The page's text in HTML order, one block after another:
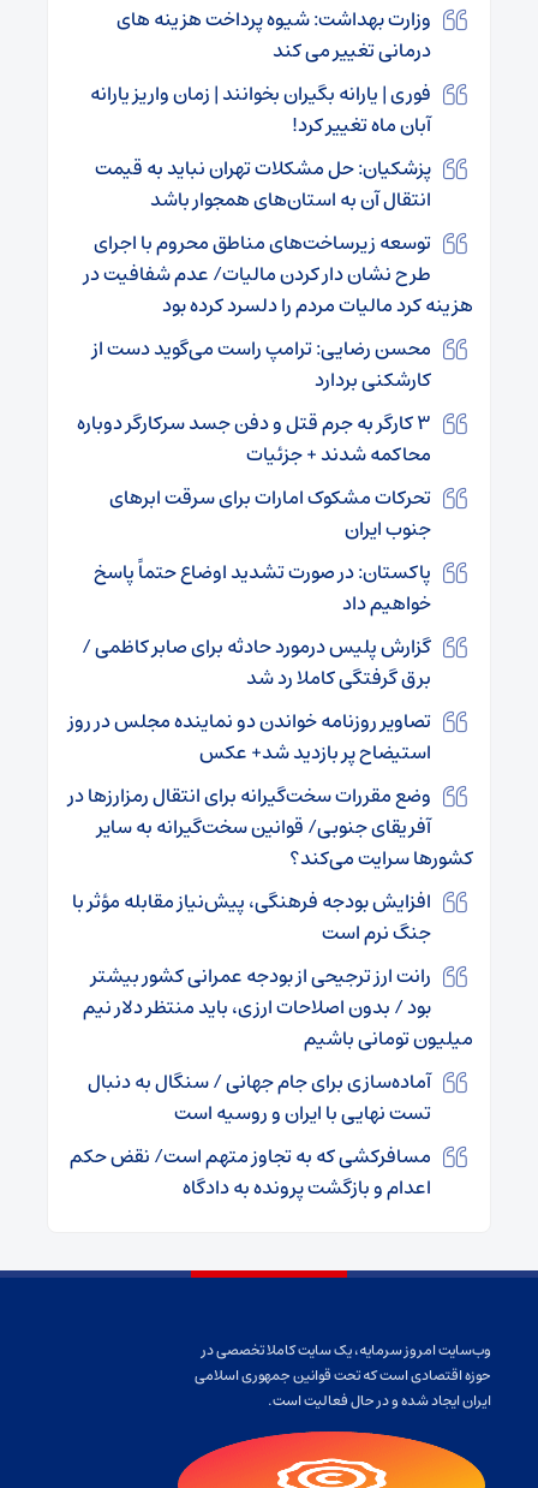
وزارت بهداشت: شیوه پرداخت هزینه های
درمانی تغییر می کند
فوری | یارانه بگیران بخوانند | زمان واریز یارانه
آبان ماه تغییر کرد!
پزشکیان: حل مشکلات تهران نباید به قیمت
انتقال آن به استان‌های همجوار باشد
توسعه زیرساخت‌های مناطق محروم با اجرای
طرح نشان دار کردن مالیات/ عدم شفافیت در
هزینه کرد مالیات مردم را دلسرد کرده بود
محسن رضایی: ترامپ راست می‌گوید دست از
کارشکنی بردارد
۳ کارگر به جرم قتل و دفن جسد سرکارگر دوباره
محاکمه شدند + جزئیات
تحرکات مشکوک امارات برای سرقت ابرهای
جنوب ایران
پاکستان: در صورت تشدید اوضاع حتماً پاسخ
خواهیم داد
گزارش پلیس درمورد حادثه برای صابر کاظمی /
برق گرفتگی کاملا رد شد
تصاویر روزنامه خواندن دو نماینده مجلس در روز
استیضاح پر بازدید شد+ عکس
وضع مقررات سخت‌گیرانه‌ برای انتقال رمزارزها در
آفریقای جنوبی/ قوانین سخت‌گیرانه به سایر
کشورها سرایت می‌کند؟
افزایش بودجه فرهنگی، پیش‌نیاز مقابله مؤثر با
جنگ نرم است
رانت ارز ترجیحی از بودجه عمرانی کشور بیشتر
بود / بدون اصلاحات ارزی، باید منتظر دلار نیم
میلیون تومانی باشیم
آماده‌سازی برای جام جهانی / سنگال به دنبال
تست نهایی با ایران و روسیه است
مسافرکشی که به تجاوز متهم است/ نقض حکم
اعدام و بازگشت پرونده به دادگاه
وب‌سایت امروز سرمایه، یک سایت کاملا تخصصی در
حوزه اقتصادی است که تحت قوانین جمهوری اسلامی
ایران ایجاد شده و در حال فعالیت است.